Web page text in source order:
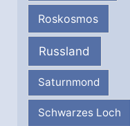
Roskosmos
Russland
Saturnmond
Schwarzes Loch